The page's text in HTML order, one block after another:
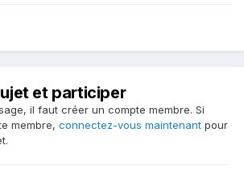
et participer
il faut créer un compte membre. Si
membre, connectez-vous maintenant pour